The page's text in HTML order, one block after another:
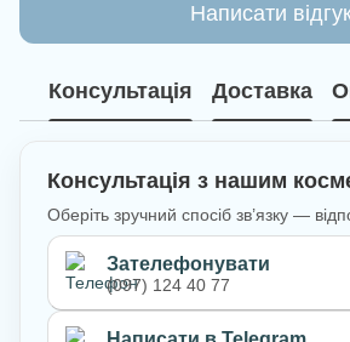
Написати
Консультація Доставка
Консультація з нашим
Оберіть зручний спосіб зв’язку —
Зателефонувати
(097) 124 40 77